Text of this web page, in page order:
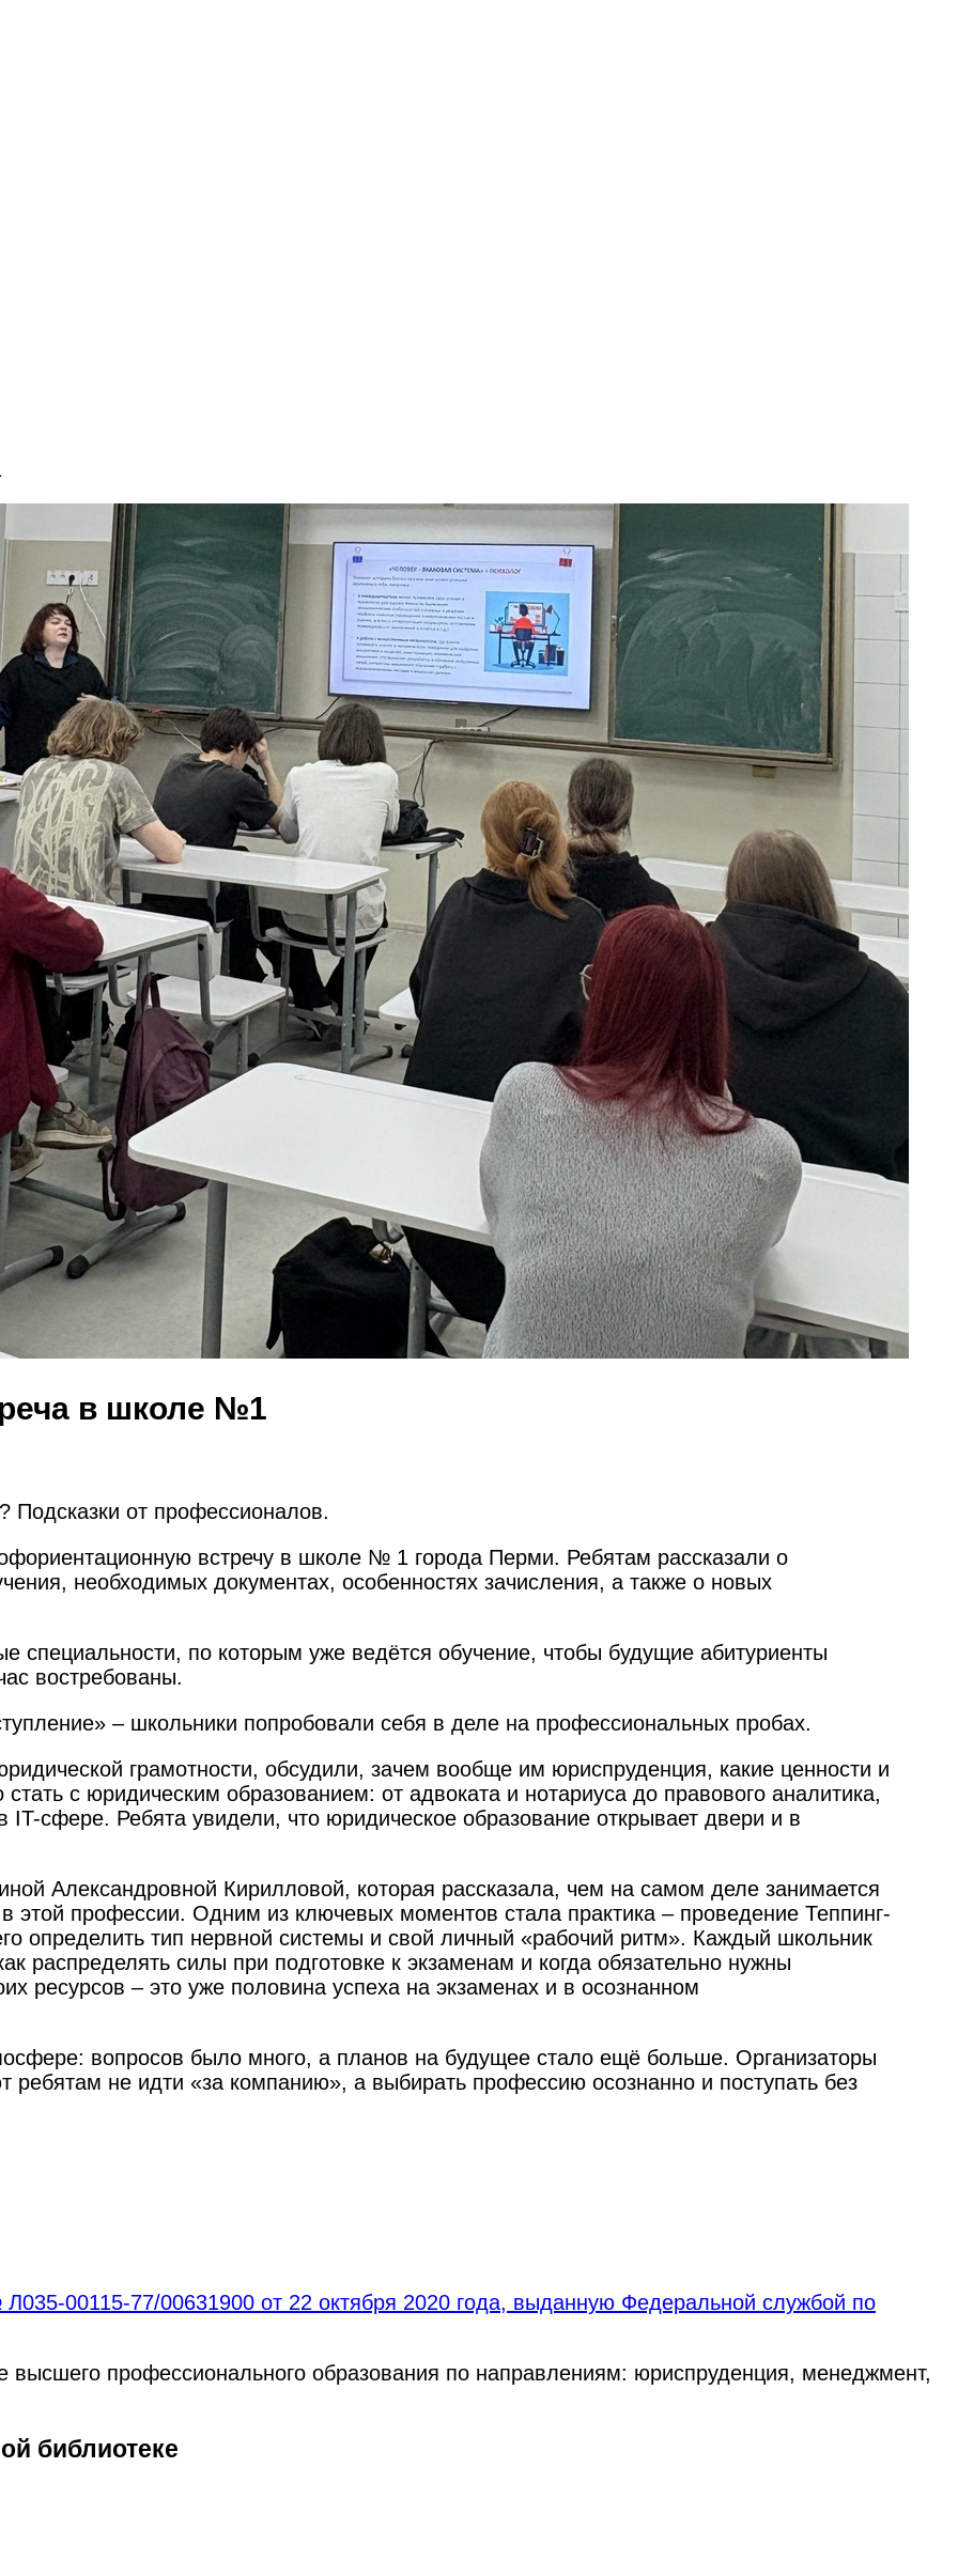
в школе №1
Подсказки от профессионалов.
встречу в школе № 1 города Перми. Ребятам рассказали о
необходимых документах, особенностях зачисления, а также о новых
специальности, по которым уже ведётся обучение, чтобы будущие абитуриенты
востребованы.
– школьники попробовали себя в деле на профессиональных пробах.
грамотности, обсудили, зачем вообще им юриспруденция, какие ценности и
с юридическим образованием: от адвоката и нотариуса до правового аналитика,
IT-сфере. Ребята увидели, что юридическое образование открывает двери и в
Александровной Кирилловой, которая рассказала, чем на самом деле занимается
этой профессии. Одним из ключевых моментов стала практика – проведение Теппинг-
определить тип нервной системы и свой личный «рабочий ритм». Каждый школьник
распределять силы при подготовке к экзаменам и когда обязательно нужны
ресурсов – это уже половина успеха на экзаменах и в осознанном
вопросов было много, а планов на будущее стало ещё больше. Организаторы
ребятам не идти «за компанию», а выбирать профессию осознанно и поступать без
00115-77/00631900 от 22 октября 2020 года, выданную Федеральной службой по
высшего профессионального образования по направлениям: юриспруденция, менеджмент,
библиотеке